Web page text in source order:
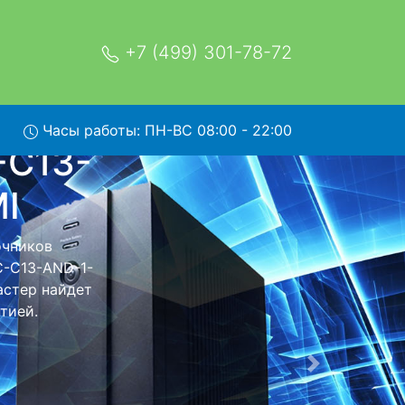
+7 (499) 301-78-72
Часы работы: ПН-ВС 08:00 - 22:00
230V-
1-C19-
нашей
более
при
Следующая